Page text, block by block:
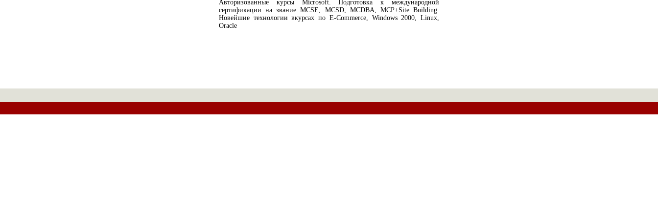
Авторизованные курсы Microsoft. Подготовка к международной
сертификации на звание MCSE, MCSD, MCDBA, MCP+Site Building.
Новейшие технологии вкурсах по E-Commerce, Windows 2000, Linux,
Oracle